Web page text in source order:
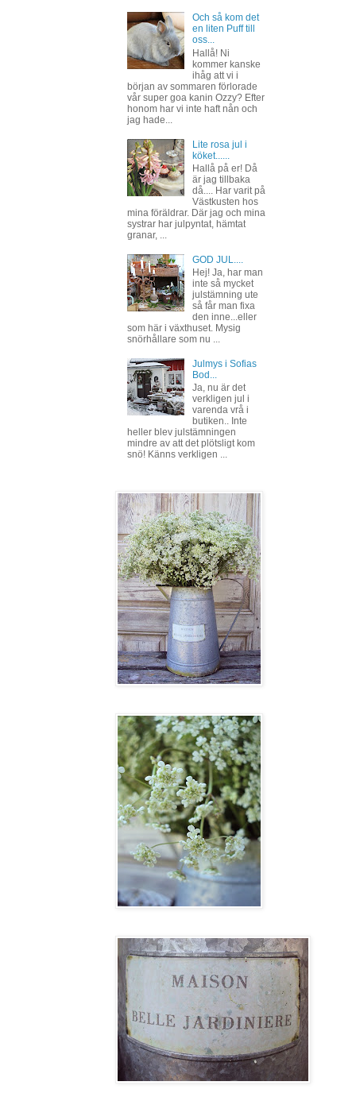
Och så kom det
en liten Puff till
oss...
Hallå! Ni
kommer kanske
ihåg att vi i
början av sommaren förlorade
vår super goa kanin Ozzy? Efter
honom har vi inte haft nån och
jag hade...
Lite rosa jul i
köket......
Hallå på er! Då
är jag tillbaka
då.... Har varit på
Västkusten hos
mina föräldrar. Där jag och mina
systrar har julpyntat, hämtat
granar, ...
GOD JUL....
Hej! Ja, har man
inte så mycket
julstämning ute
så får man fixa
den inne...eller
som här i växthuset. Mysig
snörhållare som nu ...
Julmys i Sofias
Bod...
Ja, nu är det
verkligen jul i
varenda vrå i
butiken.. Inte
heller blev julstämningen
mindre av att det plötsligt kom
snö! Känns verkligen ...